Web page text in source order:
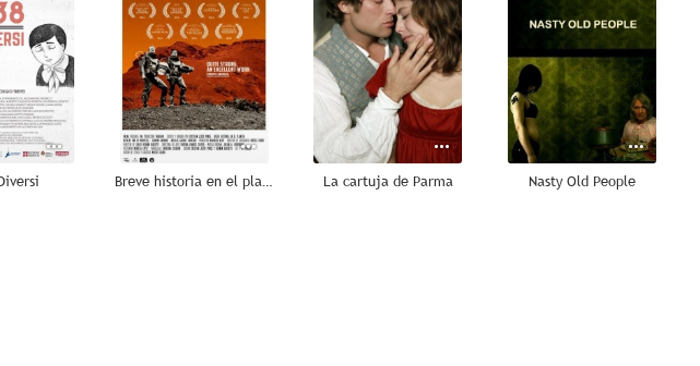
Breve historia en el planeta La cartuja de Parma Nasty Old People